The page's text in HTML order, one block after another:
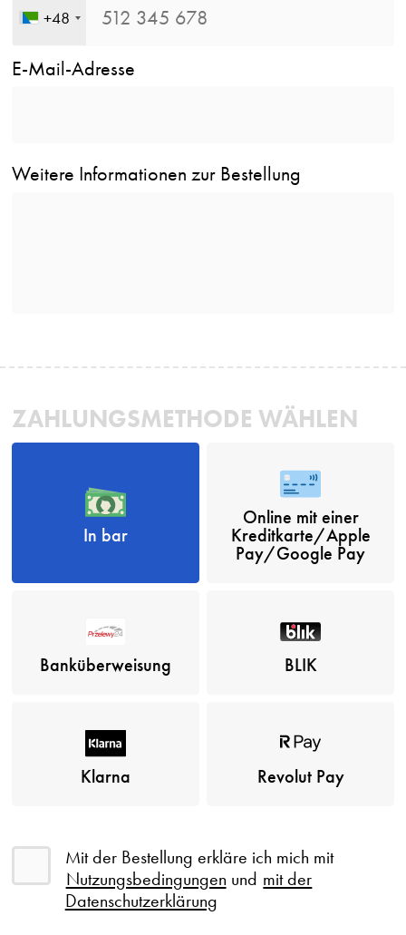
+48
E-Mail-Adresse
Weitere Informationen zur Bestellung
ZAHLUNGSMETHODE WÄHLEN
In bar
Online mit einer
Kreditkarte/Apple
Pay/Google Pay
Banküberweisung BLIK
Klarna Revolut Pay
Mit der Bestellung erkläre ich mich mit
Nutzungsbedingungen und mit der
Datenschutzerklärung